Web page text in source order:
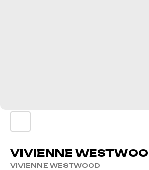
VIVIENNE
VIVIENNE WESTWOOD